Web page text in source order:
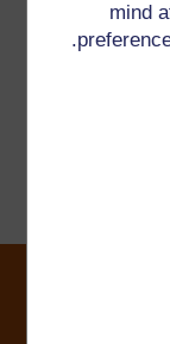
mind
بشأن أي شيء